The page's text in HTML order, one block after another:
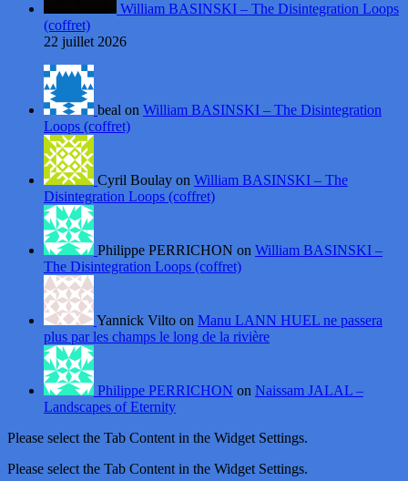
William BASINSKI – The Disintegration Loops
(coffret)
22 juillet 2026
beal on William BASINSKI – The Disintegration
Loops (coffret)
Cyril Boulay on William BASINSKI – The
Disintegration Loops (coffret)
Philippe PERRICHON on William BASINSKI –
The Disintegration Loops (coffret)
Yannick Vilto on Manu LANN HUEL ne passera
plus par les champs le long de la rivière
Philippe PERRICHON on Naissam JALAL –
Landscapes of Eternity
Please select the Tab Content in the Widget Settings.
Please select the Tab Content in the Widget Settings.